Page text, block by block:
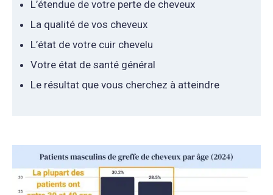
L’étendue de votre perte de cheveux
La qualité de vos cheveux
L’état de votre cuir chevelu
Votre état de santé général
Le résultat que vous cherchez à atteindre